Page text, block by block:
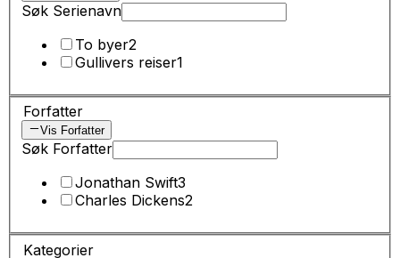
Søk Serienavn
To byer2
Gullivers reiser1
Forfatter
Vis Forfatter
Søk Forfatter
Jonathan Swift3
Charles Dickens2
Kategorier